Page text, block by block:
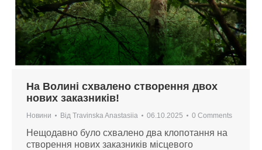
На Волині схвалено створення двох
нових заказників!
Новини Від Travinska Anastasiia 06.10.2025 0 Comments
Нещодавно було схвалено два клопотання на
створення нових заказників місцевого